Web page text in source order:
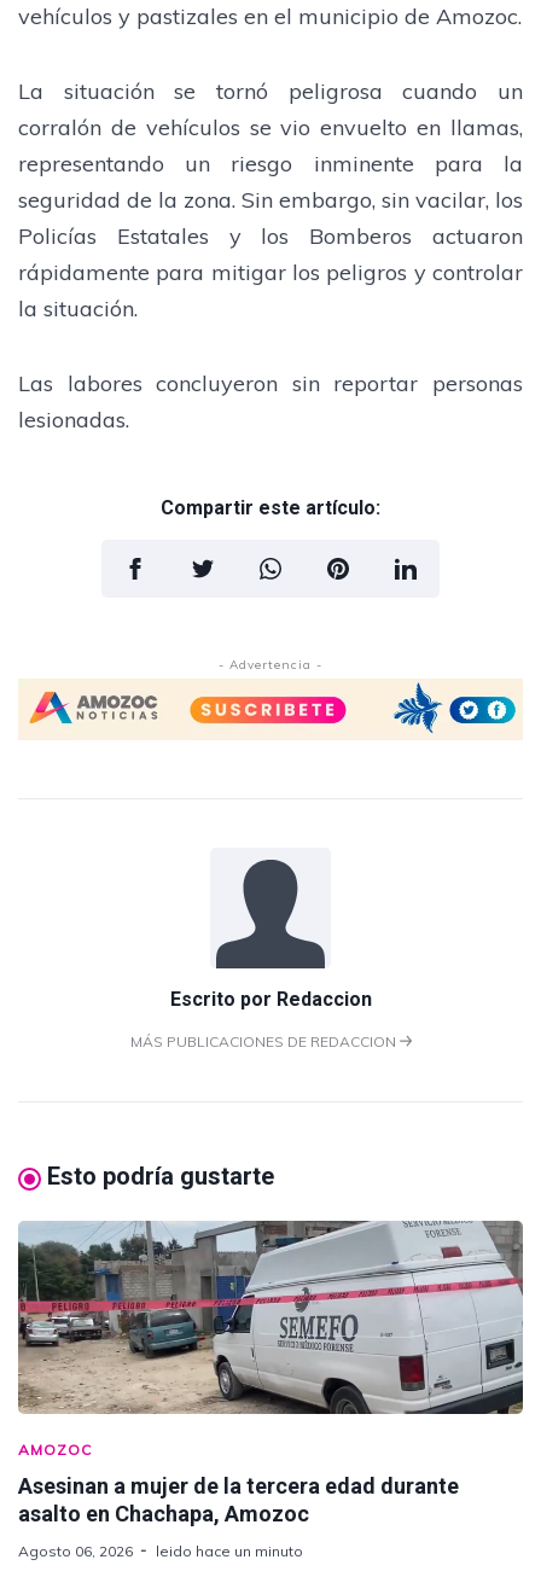
vehículos y pastizales en el municipio de Amozoc.
La situación se tornó peligrosa cuando un
corralón de vehículos se vio envuelto en llamas,
representando un riesgo inminente para la
seguridad de la zona. Sin embargo, sin vacilar, los
Policías Estatales y los Bomberos actuaron
rápidamente para mitigar los peligros y controlar
la situación.
Las labores concluyeron sin reportar personas
lesionadas.
Compartir este artículo:
- Advertencia -
Escrito por Redaccion
MÁS PUBLICACIONES DE REDACCION
Esto podría gustarte
AMOZOC
Asesinan a mujer de la tercera edad durante
asalto en Chachapa, Amozoc
Agosto 06, 2026 leido hace un minuto